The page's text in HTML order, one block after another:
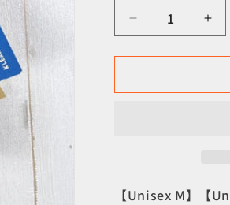
【Unisex
ブ
カ
【
ブ
カ
【Unisex M】【